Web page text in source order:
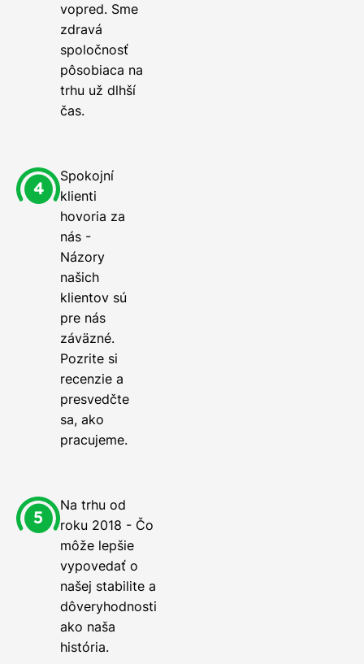
vopred. Sme
zdravá
spoločnosť
pôsobiaca na
trhu už dlhší
čas.
Spokojní
klienti
hovoria za
nás -
Názory
našich
klientov sú
pre nás
záväzné.
Pozrite si
recenzie a
presvedčte
sa, ako
pracujeme.
Na trhu od
roku 2018 - Čo
môže lepšie
vypovedať o
našej stabilite a
dôveryhodnosti
ako naša
história.